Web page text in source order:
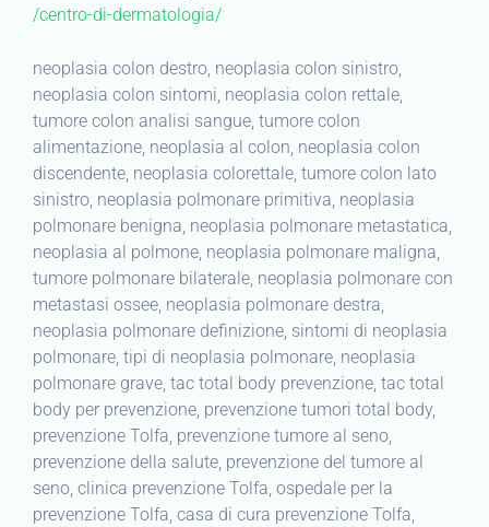
/centro-di-dermatologia/
neoplasia colon destro, neoplasia colon sinistro,
neoplasia colon sintomi, neoplasia colon rettale,
tumore colon analisi sangue, tumore colon
alimentazione, neoplasia al colon, neoplasia colon
discendente, neoplasia colorettale, tumore colon lato
sinistro, neoplasia polmonare primitiva, neoplasia
polmonare benigna, neoplasia polmonare metastatica,
neoplasia al polmone, neoplasia polmonare maligna,
tumore polmonare bilaterale, neoplasia polmonare con
metastasi ossee, neoplasia polmonare destra,
neoplasia polmonare definizione, sintomi di neoplasia
polmonare, tipi di neoplasia polmonare, neoplasia
polmonare grave, tac total body prevenzione, tac total
body per prevenzione, prevenzione tumori total body,
prevenzione Tolfa, prevenzione tumore al seno,
prevenzione della salute, prevenzione del tumore al
seno, clinica prevenzione Tolfa, ospedale per la
prevenzione Tolfa, casa di cura prevenzione Tolfa,